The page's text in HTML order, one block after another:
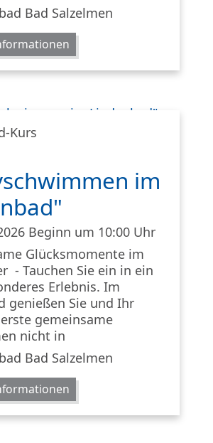
Bad Salzelmen
Kurs
im
Beginn um 10:00 Uhr
Glücksmomente im
- Tauchen Sie ein in ein
Erlebnis. Im
genießen Sie und Ihr
gemeinsame
nicht in
Bad Salzelmen